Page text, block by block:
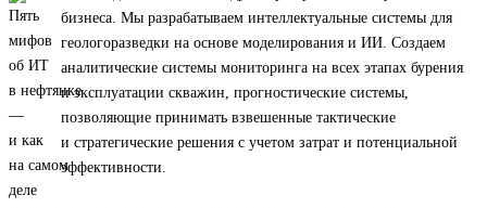
бизнеса. Мы разрабатываем интеллектуальные системы для
геологоразведки на основе моделирования и ИИ. Создаем
аналитические системы мониторинга на всех этапах бурения
и эксплуатации скважин, прогностические системы,
позволяющие принимать взвешенные тактические
и стратегические решения с учетом затрат и потенциальной
эффективности.